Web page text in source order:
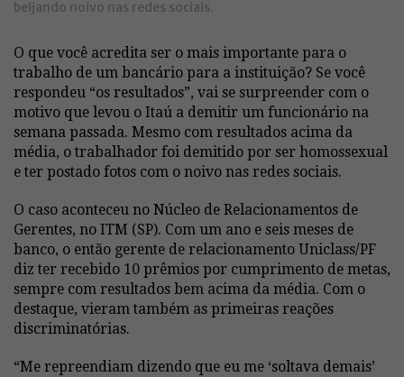
beijando noivo nas redes sociais.
O que você acredita ser o mais importante para o
trabalho de um bancário para a instituição? Se você
respondeu “os resultados”, vai se surpreender com o
motivo que levou o Itaú a demitir um funcionário na
semana passada. Mesmo com resultados acima da
média, o trabalhador foi demitido por ser homossexual
e ter postado fotos com o noivo nas redes sociais.
O caso aconteceu no Núcleo de Relacionamentos de
Gerentes, no ITM (SP). Com um ano e seis meses de
banco, o então gerente de relacionamento Uniclass/PF
diz ter recebido 10 prêmios por cumprimento de metas,
sempre com resultados bem acima da média. Com o
destaque, vieram também as primeiras reações
discriminatórias.
“Me repreendiam dizendo que eu me ‘soltava demais’